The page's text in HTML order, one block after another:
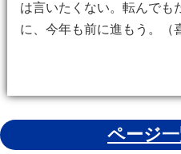
は言いたくない。転んでも
に、今年も前に進もう。（
ページ